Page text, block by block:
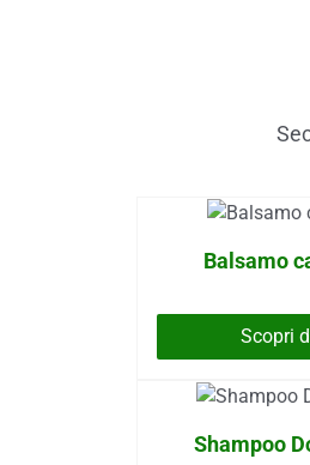
Balsamo
Scopri
Shampoo